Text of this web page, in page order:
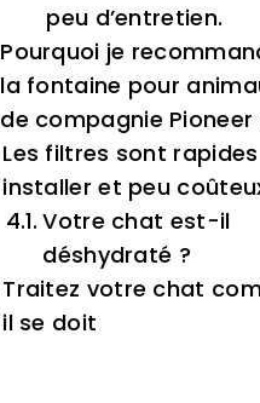
peu d’entretien.
Pourquoi je
la fontaine pour
de compagnie Pioneer
Les filtres sont
installer et peu
Votre chat est-il
déshydraté ?
Traitez votre chat
il se doit